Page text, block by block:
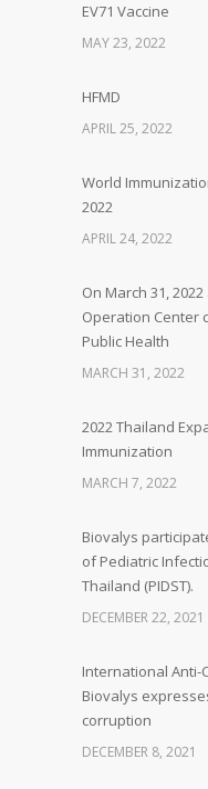
EV71 Vaccine
MAY 23, 2022
HFMD
APRIL 25, 2022
World
2022
APRIL 24, 2022
On March 31,
Operation Center
Public Health
MARCH 31, 2022
2022 Thailand
Immunization
MARCH 7, 2022
Biovalys
of Pediatric
Thailand (PIDST).
DECEMBER 22, 2021
International Anti-
Biovalys
corruption
DECEMBER 8, 2021